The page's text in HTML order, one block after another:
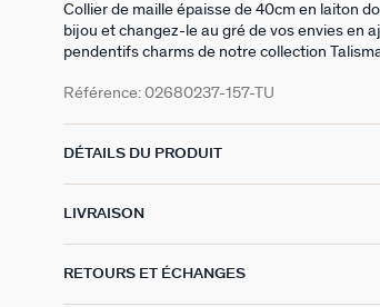
Collier de maille épaisse de 40cm en laiton
bijou et changez-le au gré de vos envies en
pendentifs charms de notre collection
Référence: 02680237-157-TU
DÉTAILS DU PRODUIT
LIVRAISON
RETOURS ET ÉCHANGES